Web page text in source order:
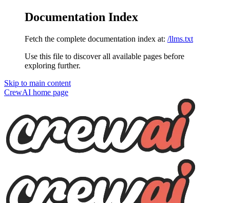
Documentation Index
Fetch the complete documentation index at: /llms.txt
Use this file to discover all available pages before
exploring further.
Skip to main content
CrewAI home page